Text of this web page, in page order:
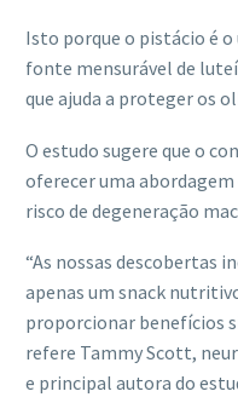
Isto porque o pistácio é
fonte mensurável de
que ajuda a proteger os
O estudo sugere que o
oferecer uma
risco de degeneração
“As nossas descobertas
apenas um snack
proporcionar benefícios
refere Tammy Scott,
e principal autora do